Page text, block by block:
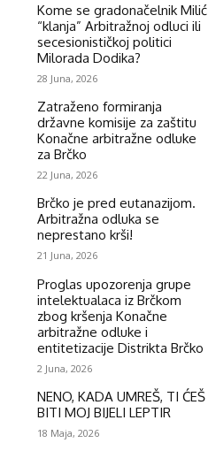
Kome se gradonačelnik Milić
“klanja” Arbitražnoj odluci ili
secesionističkoj politici
Milorada Dodika?
28 Juna, 2026
Zatraženo formiranja
državne komisije za zaštitu
Konačne arbitražne odluke
za Brčko
22 Juna, 2026
Brčko je pred eutanazijom.
Arbitražna odluka se
neprestano krši!
21 Juna, 2026
Proglas upozorenja grupe
intelektualaca iz Brčkom
zbog kršenja Konačne
arbitražne odluke i
entitetizacije Distrikta Brčko
2 Juna, 2026
NENO, KADA UMREŠ, TI ĆEŠ
BITI MOJ BIJELI LEPTIR
18 Maja, 2026